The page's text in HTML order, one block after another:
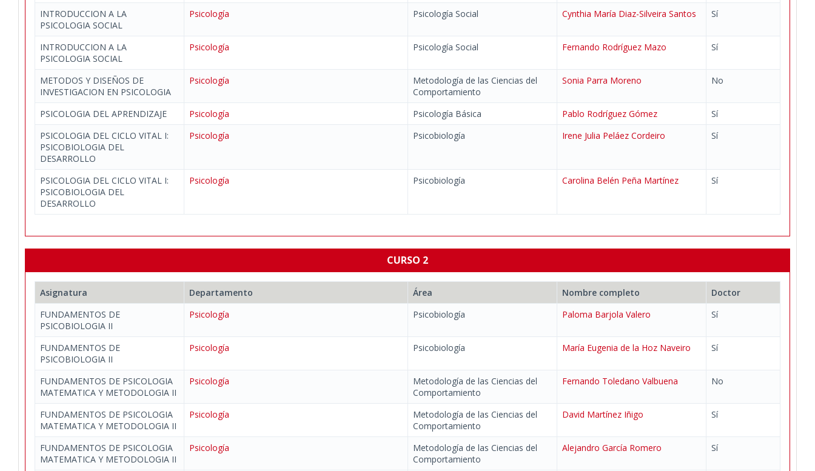
INTRODUCCION A LA
PSICOLOGIA SOCIAL
Psicología Psicología Social Cynthia María Diaz-Silveira Santos Sí
INTRODUCCION A LA
PSICOLOGIA SOCIAL
Psicología Psicología Social Fernando Rodríguez Mazo Sí
METODOS Y DISEÑOS DE
INVESTIGACION EN PSICOLOGIA
Psicología
Metodología de las Ciencias del
Comportamiento
Sonia Parra Moreno No
PSICOLOGIA DEL APRENDIZAJE Psicología Psicología Básica Pablo Rodríguez Gómez
Sí
PSICOLOGIA DEL CICLO VITAL I:
PSICOBIOLOGIA DEL
DESARROLLO
Psicología Psicobiología Irene Julia Peláez Cordeiro Sí
PSICOLOGIA DEL CICLO VITAL I:
PSICOBIOLOGIA DEL
DESARROLLO
Psicología Psicobiología Carolina Belén Peña Martínez Sí
CURSO 2
Asignatura Departamento Área Nombre completo
Doctor
FUNDAMENTOS DE
PSICOBIOLOGIA II
Psicología Psicobiología Paloma Barjola Valero Sí
FUNDAMENTOS DE
PSICOBIOLOGIA II
Psicología Psicobiología María Eugenia de la Hoz Naveiro Sí
FUNDAMENTOS DE PSICOLOGIA
MATEMATICA Y METODOLOGIA II
Psicología
Metodología de las Ciencias del
Comportamiento
Fernando Toledano Valbuena No
FUNDAMENTOS DE PSICOLOGIA
MATEMATICA Y METODOLOGIA II
Psicología
Metodología de las Ciencias del
Comportamiento
David Martínez Iñigo Sí
FUNDAMENTOS DE PSICOLOGIA
MATEMATICA Y METODOLOGIA II
Psicología
Metodología de las Ciencias del
Comportamiento
Alejandro García Romero Sí